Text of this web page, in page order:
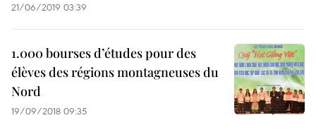
21/06/2019 03:39
1.000 bourses d’études pour des
élèves des régions montagneuses du
Nord
19/09/2018 09:35